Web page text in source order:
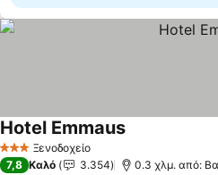
3 ΑστέριαΞενοδοχείο
Hotel Emmaus
7,8 Καλό 3.354